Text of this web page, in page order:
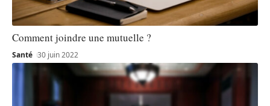
Comment joindre une mutuelle ?
Santé 30 juin 2022